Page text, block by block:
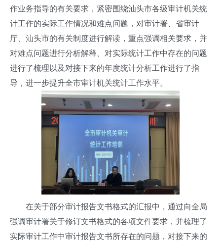
作业务指导的有关要求，紧密围绕汕头市各级审计机关统
计工作的实际工作情况和难点问题，对审计署、省审计
厅、汕头市的有关制度进行解读，重点强调相关要求，并
对难点问题进行分析解释、对实际统计工作中存在的问题
进行了梳理以及对接下来的年度统计分析工作进行了指
导，进一步提升全市审计机关统计工作水平。
在关于部分审计报告文书格式的汇报中，通过向全局
强调审计署关于修订文书格式的各项文件要求，并梳理了
实际审计工作中审计报告文书所存在的问题，对接下来的